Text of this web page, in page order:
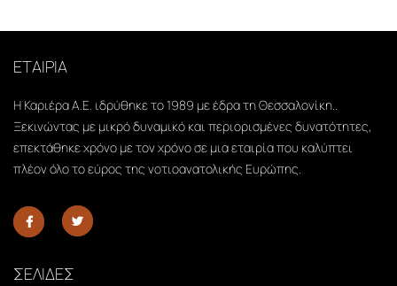
ΕΤΑΙΡΙΑ
Η Καριέρα Α.Ε. ιδρύθηκε το 1989 με έδρα τη Θεσσαλονίκη..
Ξεκινώντας με μικρό δυναμικό και περιορισμένες δυνατότητες,
επεκτάθηκε χρόνο με τον χρόνο σε μια εταιρία που καλύπτει
πλέον όλο το εύρος της νοτιοανατολικής Ευρώπης.
ΣΕΛΙΔΕΣ